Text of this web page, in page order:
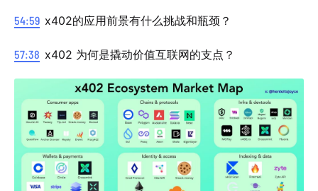
54:59 x402的应用前景有什么挑战和瓶颈？
57:38 x402 为何是撬动价值互联网的支点？